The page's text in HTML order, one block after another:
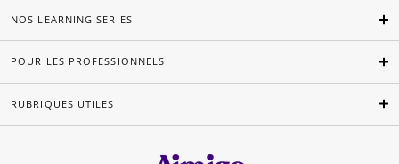
NOS LEARNING SERIES
POUR LES PROFESSIONNELS
RUBRIQUES UTILES